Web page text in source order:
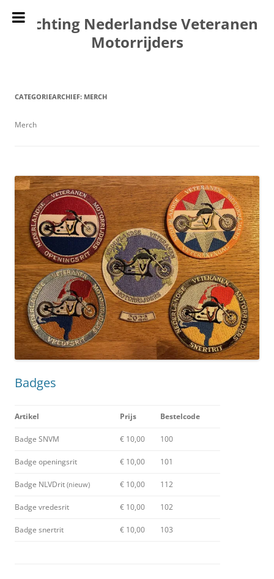
naar
de
inhoud
Stichting Nederlandse Veteranen
Motorrijders
CATEGORIEARCHIEF: MERCH
Merch
Badges
Artikel Prijs Bestelcode
Badge SNVM € 10,00 100
Badge openingsrit € 10,00 101
Badge NLVDrit (nieuw) € 10,00 112
Badge vredesrit € 10,00 102
Badge snertrit € 10,00 103